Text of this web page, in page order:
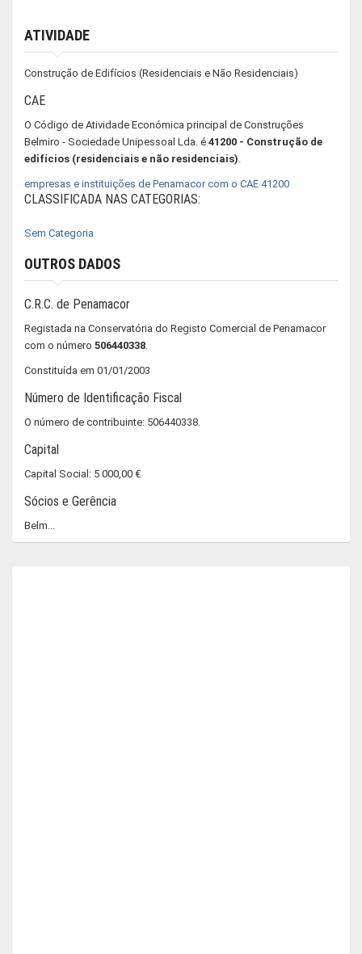
ATIVIDADE
Construção de Edifícios (Residenciais e Não Residenciais)
CAE
O Código de Atividade Económica principal de Construções
Belmiro - Sociedade Unipessoal Lda. é 41200 - Construção de
edifícios (residenciais e não residenciais).
empresas e instituições de Penamacor com o CAE 41200
CLASSIFICADA NAS CATEGORIAS:
Sem Categoria
OUTROS DADOS
C.R.C. de Penamacor
Registada na Conservatória do Registo Comercial de Penamacor
com o número 506440338.
Constituída em 01/01/2003
Número de Identificação Fiscal
O número de contribuinte: 506440338.
Capital
Capital Social: 5 000,00 €
Sócios e Gerência
Belm...